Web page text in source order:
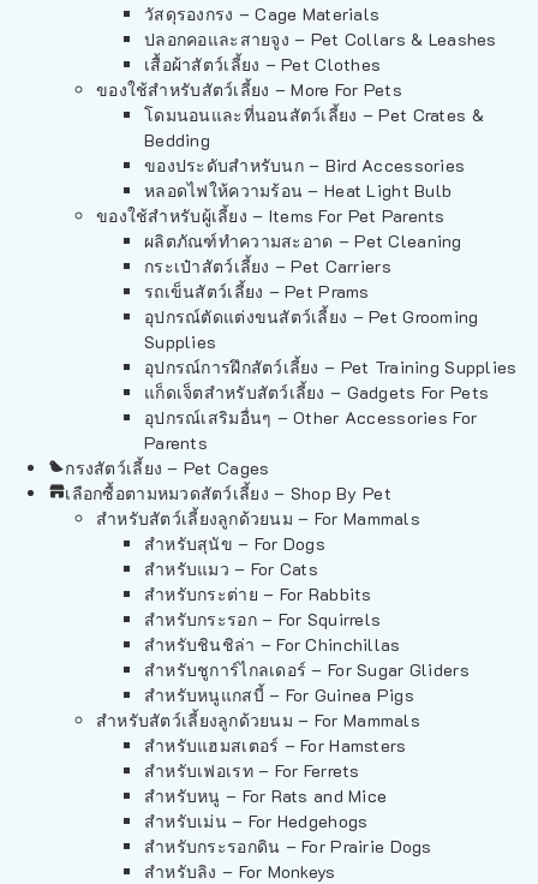
วัสดุรองกรง – Cage Materials
ปลอกคอและสายจูง – Pet Collars & Leashes
เสื้อผ้าสัตว์เลี้ยง – Pet Clothes
ของใช้สำหรับสัตว์เลี้ยง – More For Pets
โดมนอนและที่นอนสัตว์เลี้ยง – Pet Crates &
Bedding
ของประดับสำหรับนก – Bird Accessories
หลอดไฟให้ความร้อน – Heat Light Bulb
ของใช้สำหรับผู้เลี้ยง – Items For Pet Parents
ผลิตภัณฑ์ทำความสะอาด – Pet Cleaning
กระเป๋าสัตว์เลี้ยง – Pet Carriers
รถเข็นสัตว์เลี้ยง – Pet Prams
อุปกรณ์ตัดแต่งขนสัตว์เลี้ยง – Pet Grooming
Supplies
อุปกรณ์การฝึกสัตว์เลี้ยง – Pet Training Supplies
แก็ดเจ็ตสำหรับสัตว์เลี้ยง – Gadgets For Pets
อุปกรณ์เสริมอื่นๆ – Other Accessories For
Parents
กรงสัตว์เลี้ยง – Pet Cages
เลือกซื้อตามหมวดสัตว์เลี้ยง – Shop By Pet
สำหรับสัตว์เลี้ยงลูกด้วยนม – For Mammals
สำหรับสุนัข – For Dogs
สำหรับแมว – For Cats
สำหรับกระต่าย – For Rabbits
สำหรับกระรอก – For Squirrels
สำหรับชินชิล่า – For Chinchillas
สำหรับชูการ์ไกลเดอร์ – For Sugar Gliders
สำหรับหนูแกสบี้ – For Guinea Pigs
สำหรับสัตว์เลี้ยงลูกด้วยนม – For Mammals
สำหรับแฮมสเตอร์ – For Hamsters
สำหรับเฟอเรท – For Ferrets
สำหรับหนู – For Rats and Mice
สำหรับเม่น – For Hedgehogs
สำหรับกระรอกดิน – For Prairie Dogs
สำหรับลิง – For Monkeys